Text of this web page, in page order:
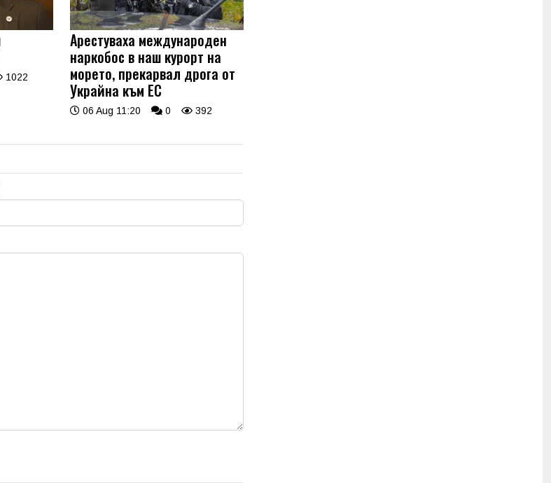
1022
Арестуваха международен
наркобос в наш курорт на
морето, прекарвал дрога от
Украйна към ЕС
06 Aug 11:20 0 392